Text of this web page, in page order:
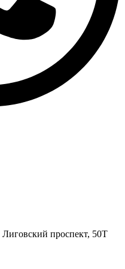
Лиговский проспект, 50Т